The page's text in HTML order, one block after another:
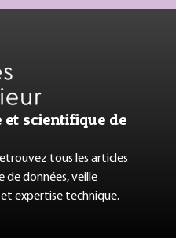
et scientifique de
tous les articles
de données, veille
expertise technique.